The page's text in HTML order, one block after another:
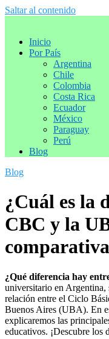
Saltar al contenido
Inicio
Por País
Argentina
Chile
Colombia
Costa Rica
Ecuador
México
Paraguay
Perú
Blog
Blog
¿Cuál es la
CBC y la
¿Qué diferencia hay
universitario en Argentina,
relación entre el Ciclo
Buenos Aires (UBA). En
explicaremos las
educativos. ¡Descubre los